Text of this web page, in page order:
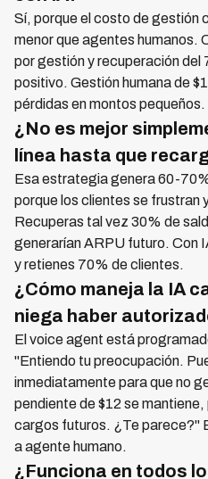
Sí, porque el costo de gestión
menor que agentes humanos.
por gestión y recuperación del
positivo. Gestión humana de
pérdidas en montos pequeños.
¿No es mejor
línea hasta que
Esa estrategia genera 60-
porque los clientes se frustran
Recuperas tal vez 30% de
generarían ARPU futuro. Con
y retienes 70% de clientes.
¿Cómo maneja la IA
niega haber
El voice agent está
"Entiendo tu preocupación.
inmediatamente para que no
pendiente de $12 se
cargos futuros. ¿Te parece?"
a agente humano.
¿Funciona en todos